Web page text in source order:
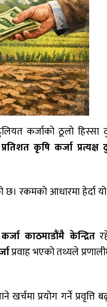
कर्जाको ठूलो हिस्सा
कृषि कर्जा प्रत्यक्ष
छ। रकमको आधारमा हेर्दा
काठमाडौंमै केन्द्रित
प्रवाह भएको तथ्यले
प्रयोग गर्ने प्रवृत्ति